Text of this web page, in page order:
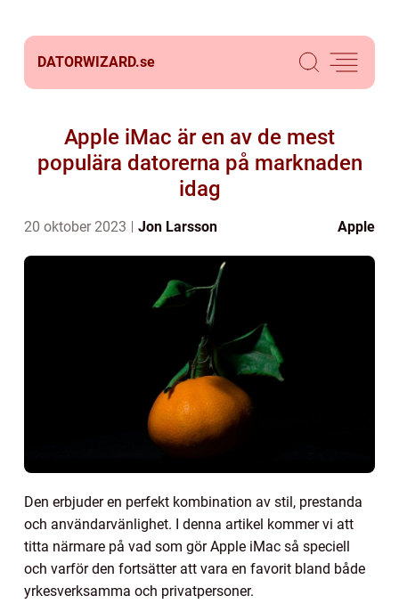
DATORWIZARD.se
Apple iMac är en av de mest
populära datorerna på marknaden
idag
20 oktober 2023 Jon Larsson Apple
Den erbjuder en perfekt kombination av stil, prestanda
och användarvänlighet. I denna artikel kommer vi att
titta närmare på vad som gör Apple iMac så speciell
och varför den fortsätter att vara en favorit bland både
yrkesverksamma och privatpersoner.